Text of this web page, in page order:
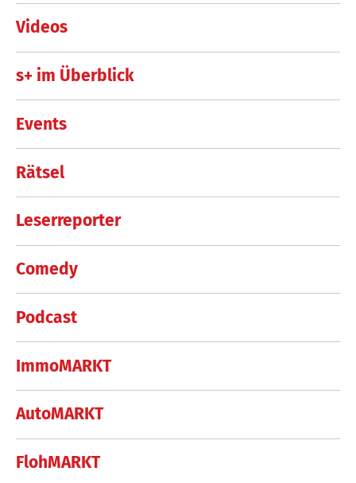
Videos
s+ im Überblick
Events
Rätsel
Leserreporter
Comedy
Podcast
ImmoMARKT
AutoMARKT
FlohMARKT